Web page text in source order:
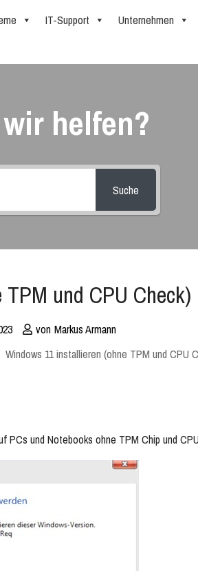
IT-Support Unternehmen
helfen?
Suche
und CPU
von Markus Armann
Windows 11 installieren (ohne TPM und CPU
und Notebooks ohne TPM Chip und